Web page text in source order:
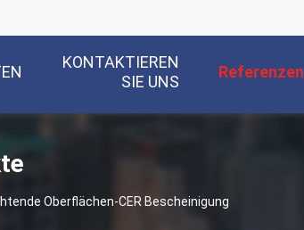
KONTAKTIEREN
SIE UNS
Referenzen
Oberflächen-CER Bescheinigung